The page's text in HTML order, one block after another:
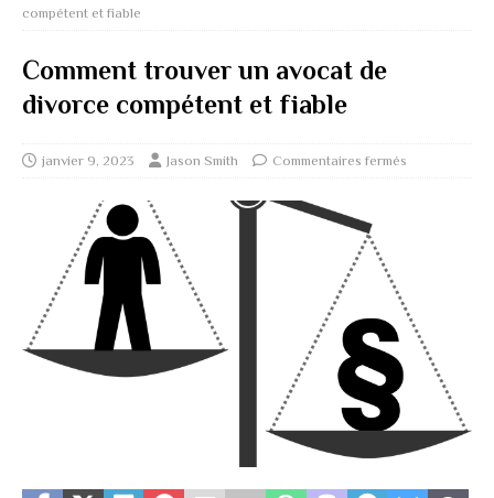
compétent et fiable
Comment trouver un avocat de
divorce compétent et fiable
janvier 9, 2023 Jason Smith Commentaires fermés